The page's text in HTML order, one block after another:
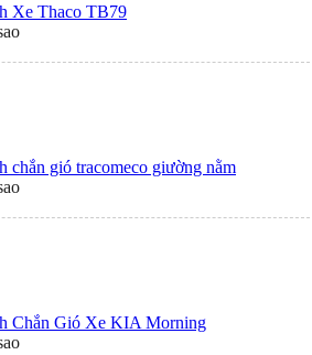
Xe Thaco TB79
chắn gió tracomeco giường nằm
Chắn Gió Xe KIA Morning